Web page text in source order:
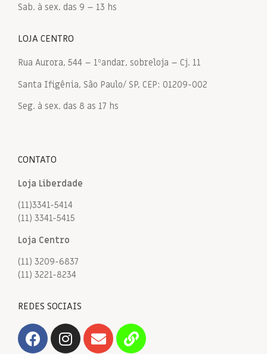
Sab. à sex. das 9 – 13 hs
LOJA CENTRO
Rua Aurora, 544 – 1ºandar, sobreloja – Cj. 11
Santa Ifigênia, São Paulo/ SP, CEP: 01209-002
Seg. à sex. das 8 as 17 hs
CONTATO
Loja Liberdade
(11)3341-5414
(11) 3341-5415
Loja Centro
(11) 3209-6837
(11) 3221-8234
REDES SOCIAIS